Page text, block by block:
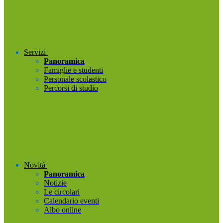
Servizi
Panoramica
Famiglie e studenti
Personale scolastico
Percorsi di studio
Novità
Panoramica
Notizie
Le circolari
Calendario eventi
Albo online